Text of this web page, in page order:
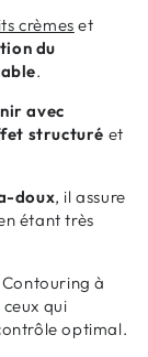
crèmes et
du
.
avec
structuré et
doux, il assure
étant très
à
qui
optimal.